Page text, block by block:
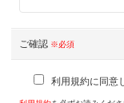
ご確認 ※必須
利用規約に同意